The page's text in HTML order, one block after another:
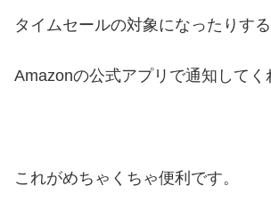
タイムセールの対象になったりする
Amazonの公式アプリで通知してく
これがめちゃくちゃ便利です。